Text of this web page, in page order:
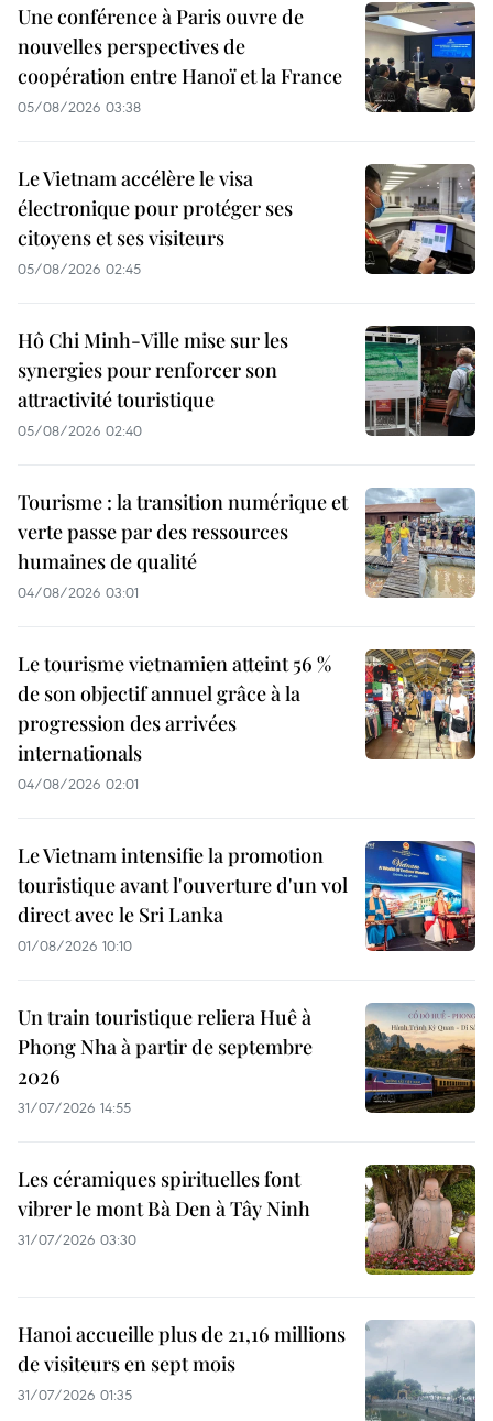
Une conférence à Paris ouvre de
nouvelles perspectives de
coopération entre Hanoï et la France
05/08/2026 03:38
Le Vietnam accélère le visa
électronique pour protéger ses
citoyens et ses visiteurs
05/08/2026 02:45
Hô Chi Minh-Ville mise sur les
synergies pour renforcer son
attractivité touristique
05/08/2026 02:40
Tourisme : la transition numérique et
verte passe par des ressources
humaines de qualité
04/08/2026 03:01
Le tourisme vietnamien atteint 56 %
de son objectif annuel grâce à la
progression des arrivées
internationals
04/08/2026 02:01
Le Vietnam intensifie la promotion
touristique avant l'ouverture d'un vol
direct avec le Sri Lanka
01/08/2026 10:10
Un train touristique reliera Huê à
Phong Nha à partir de septembre
2026
31/07/2026 14:55
Les céramiques spirituelles font
vibrer le mont Bà Den à Tây Ninh
31/07/2026 03:30
Hanoi accueille plus de 21,16 millions
de visiteurs en sept mois ​
31/07/2026 01:35